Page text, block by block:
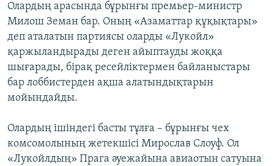
Олардың арасында бұрынғы премьер-министр
Милош Земан бар. Оның «Азаматтар құқықтары»
деп аталатын партиясы оларды «Лукойл»
қаржыландырады деген айыптауды жоққа
шығарады, бірақ ресейліктермен байланыстары
бар лоббистерден ақша алатындықтарын
мойындайды.
Олардың ішіндегі басты тұлға – бұрынғы чех
комсомолының жетекшісі Мирослав Слоуф. Ол
«Лукойлдың» Прага әуежайына авиаотын сатуына